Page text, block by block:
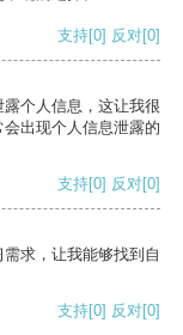
支持[0] 反对[0]
个人信息，这让我很
出现个人信息泄露的
支持[0] 反对[0]
求，让我能够找到自
支持[0] 反对[0]